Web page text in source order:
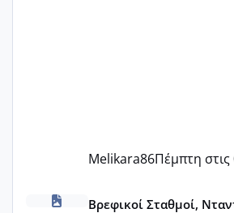
Melikara86Πέμπτη στις
ΠΑΙΔΙΚΟΙ ΣΤΑΘΜΟΙ ΜΕ ΕΣΠΑ
Βρεφικοί Σταθμοί,